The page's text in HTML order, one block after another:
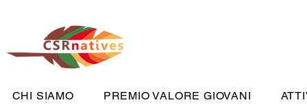
CHI SIAMO PREMIO VALORE GIOVANI